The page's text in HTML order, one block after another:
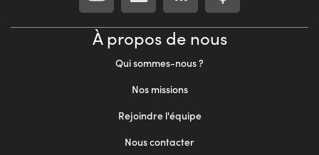
À propos de nous
Qui sommes-nous ?
Nos missions
Rejoindre l'équipe
Nous contacter